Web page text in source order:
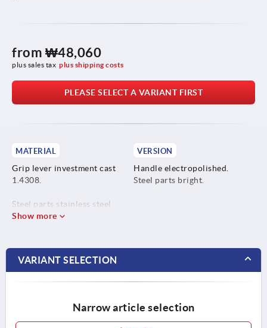
from ₩48,060
plus sales tax plus shipping costs
PLEASE SELECT A VARIANT FIRST
MATERIAL
Grip lever investment cast
1.4308.
Steel parts stainless steel
1.4305.
VERSION
Handle electropolished.
Steel parts bright.
Show more
VARIANT SELECTION
Narrow article selection